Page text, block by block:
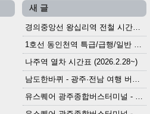
새 글
경의중앙선 왕십리역 전철 시간표 (2026.4.20~)
나주역 열차 시간표 (2026.2.28~)